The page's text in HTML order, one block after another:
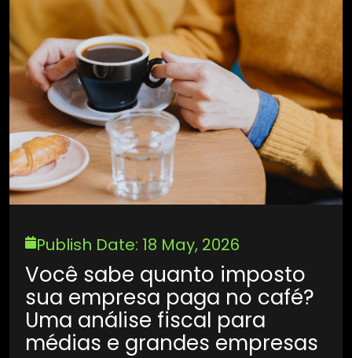
Publish Date: 18 May, 2026
Você sabe quanto imposto
sua empresa paga no café?
Uma análise fiscal para
médias e grandes empresas